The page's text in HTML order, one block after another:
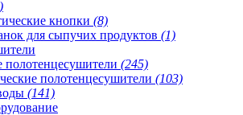
кнопки (8)
для сыпучих продуктов (1)
полотенцесушители (245)
полотенцесушители (103)
(141)